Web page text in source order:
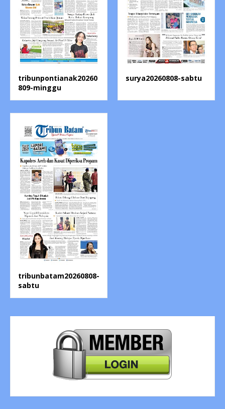
tribunpontianak20260
809-minggu
surya20260808-sabtu
tribunbatam20260808-
sabtu